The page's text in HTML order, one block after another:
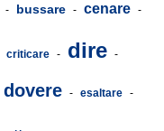
- bussare - cenare -
criticare - dire -
dovere - esaltare -